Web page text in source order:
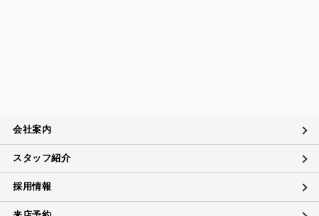
会社案内
スタッフ紹介
採用情報